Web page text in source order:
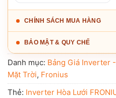
CHÍNH SÁCH MUA HÀNG
BẢO MẬT & QUY CHẾ
Danh mục: Bảng Giá Inverter
Mặt Trời, Fronius
Thẻ: Inverter Hòa Lưới